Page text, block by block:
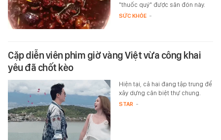
"thuốc quý" được săn đón này.
SỨC KHỎE -
Cặp diễn viên phim giờ vàng Việt vừa công khai
yêu đã chốt kèo
Hiện tại, cả hai đang tập trung để
xây dựng căn biệt thự chung.
STAR -